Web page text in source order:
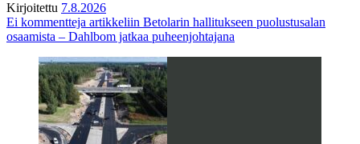
Kirjoitettu 7.8.2026
Ei kommentteja artikkeliin Betolarin hallitukseen puolustusalan
osaamista – Dahlbom jatkaa puheenjohtajana